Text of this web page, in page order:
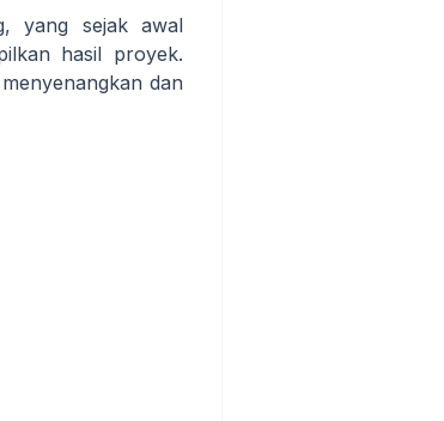
yang sejak awal
hasil proyek.
dan